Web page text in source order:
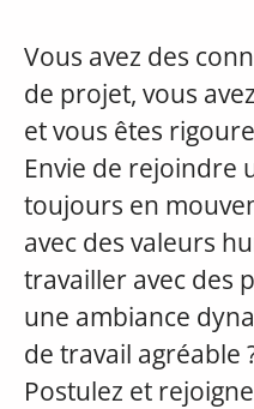
Vous avez des
de projet, vous
et vous êtes
Envie de rejoindre
toujours en
avec des valeurs
travailler avec des
une ambiance
de travail agréable
Postulez et